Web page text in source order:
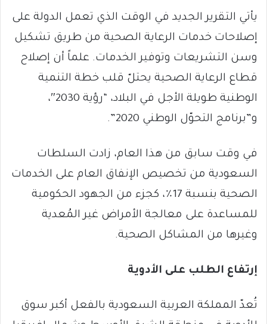
يأتي التقرير الجديد في الوقت الذي تعمل الدولة على
إصلاحات خدمات الرعاية الصحية من طريق تشكيل
وسن التشريعات وتوفير الخدمات. علماً أن إصلاح
قطاع الرعاية الصحية يحتلّ قلب خطة التنمية
الوطنية طويلة الأجل في البلاد، “رؤية 2030″،
و”برنامج التحوّل الوطني 2020”.
في وقت سابق من هذا العام، زادت السلطات
السعودية من تخصيص الإنفاق العام على الخدمات
الصحية بنسبة 17٪، كجزء من الجهود الحكومية
للمساعدة على معالجة الأمراض غير المُعدية
وغيرها من المشاكل الصحية.
إرتفاع الطلب على الأدوية
تُعدّ المملكة العربية السعودية بالفعل أكبر سوق